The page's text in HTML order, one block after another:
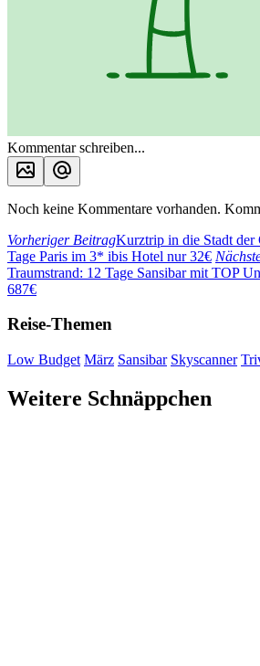
Kommentar schreiben...
Noch keine Kommentare vorhanden.
Vorheriger BeitragKurztrip in die Stadt der
Tage Paris im 3* ibis Hotel nur 32€
Traumstrand: 12 Tage Sansibar mit TOP
687€
Reise-Themen
Low Budget März Sansibar Skyscanner
Weitere Schnäppchen